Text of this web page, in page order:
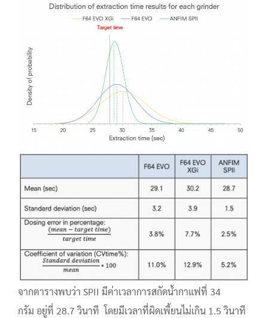
จากตารางพบว่า SPII มีค่าเวลาการสกัดน้ำกาแฟที่ 34
กรัม อยู่ที่ 28.7 วินาที โดยมีเวลาที่ผิดเพี้ยนไม่เกิน 1.5 วินาที